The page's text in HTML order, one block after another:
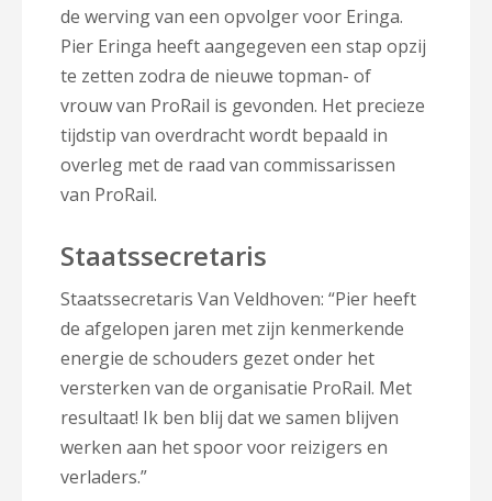
de werving van een opvolger voor Eringa.
Pier Eringa heeft aangegeven een stap opzij
te zetten zodra de nieuwe topman- of
vrouw van ProRail is gevonden. Het precieze
tijdstip van overdracht wordt bepaald in
overleg met de raad van commissarissen
van ProRail.
Staatssecretaris
Staatssecretaris Van Veldhoven: “Pier heeft
de afgelopen jaren met zijn kenmerkende
energie de schouders gezet onder het
versterken van de organisatie ProRail. Met
resultaat! Ik ben blij dat we samen blijven
werken aan het spoor voor reizigers en
verladers.”